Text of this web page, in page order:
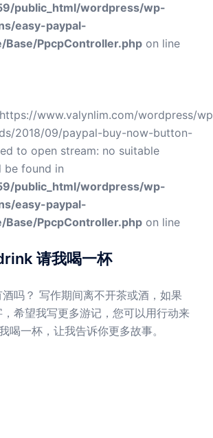
public_html/wordpress/wp-
easy-paypal-
Base/PpcpController.php on line
www.valynlim.com/wordpress/
2018/09/paypal-buy-now-button-
to open stream: no suitable
be found in
public_html/wordpress/wp-
easy-paypal-
Base/PpcpController.php on line
请我喝一杯
吗？ 写作期间离不开茶或酒，如果
希望我写更多游记，您可以用行动来
一杯，让我告诉你更多故事。